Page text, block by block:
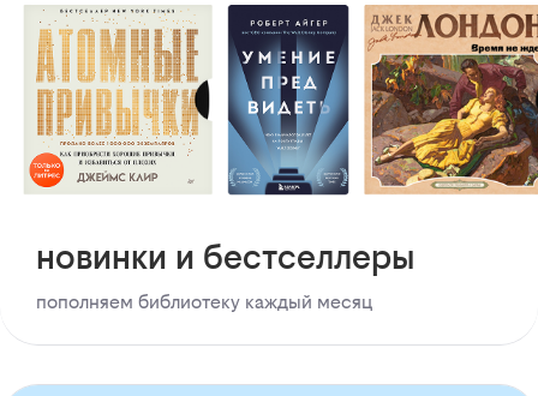
новинки и бестселлеры
пополняем библиотеку каждый месяц